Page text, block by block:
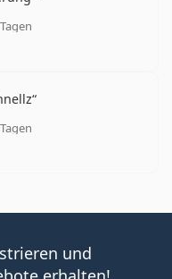
5 aus 5
5 aus 5
und